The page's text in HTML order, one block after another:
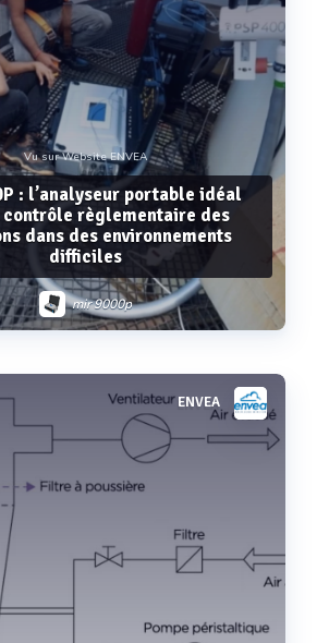
Vu sur Website ENVEA
: l’analyseur portable idéal
contrôle règlementaire des
dans des environnements
difficiles
mir 9000p
ENVEA